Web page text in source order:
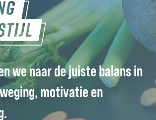
we naar de juiste balans in
motivatie en